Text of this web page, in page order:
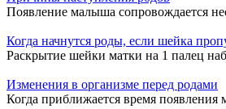
Появление малыша сопровождается
Когда начнутся роды, если шейка
Раскрытие шейки матки на 1 палец
Изменения в организме перед родами
Когда приближается время